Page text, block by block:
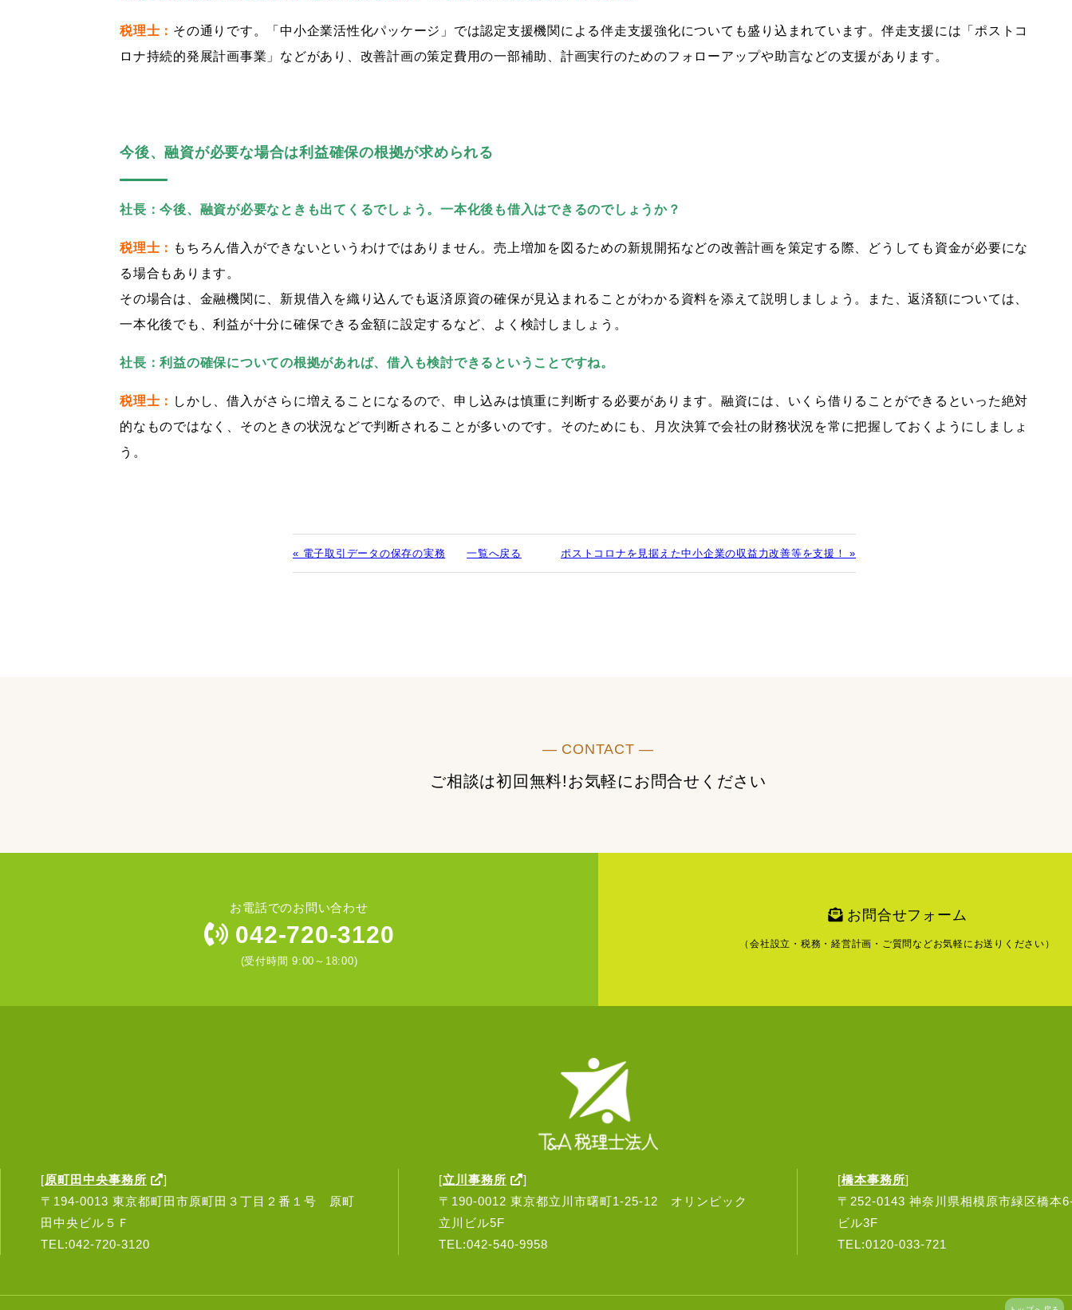
税理士： その通りです。「中小企業活性化パッケージ」では認定支援機関による伴走支援強化についても盛り込まれています。伴走支援には「ポストコ
ロナ持続的発展計画事業」などがあり、改善計画の策定費用の一部補助、計画実行のためのフォローアップや助言などの支援があります。
今後、融資が必要な場合は利益確保の根拠が求められる
社長：今後、融資が必要なときも出てくるでしょう。一本化後も借入はできるのでしょうか？
税理士： もちろん借入ができないというわけではありません。売上増加を図るための新規開拓などの改善計画を策定する際、どうしても資金が必要にな
る場合もあります。
その場合は、金融機関に、新規借入を織り込んでも返済原資の確保が見込まれることがわかる資料を添えて説明しましょう。また、返済額については、
一本化後でも、利益が十分に確保できる金額に設定するなど、よく検討しましょう。
社長：利益の確保についての根拠があれば、借入も検討できるということですね。
税理士： しかし、借入がさらに増えることになるので、申し込みは慎重に判断する必要があります。融資には、いくら借りることができるといった絶対
的なものではなく、そのときの状況などで判断されることが多いのです。そのためにも、月次決算で会社の財務状況を常に把握しておくようにしましょ
う。
« 電子取引データの保存の実務 一覧へ戻る ポストコロナを見据えた中小企業の収益力改善等を支援！ »
― CONTACT ―
ご相談は初回無料! お気軽にお問合せください
お電話でのお問い合わせ
042-720-3120
(受付時間 9:00～18:00)
お問合せフォーム
（会社設立・税務・経営計画・ご質問などお気軽にお送りください）
[原町田中央事務所
]
〒194-0013 東京都町田市原町田３丁目２番１号 原町
田中央ビル５Ｆ
TEL:042-720-3120
[立川事務所
]
〒190-0012 東京都立川市曙町1-25-12 オリンピック
立川ビル5F
TEL:042-540-9958
[橋本事務所]
〒252-0143 神奈川県相模原市緑区橋本
ビル3F
TEL:0120-033-721